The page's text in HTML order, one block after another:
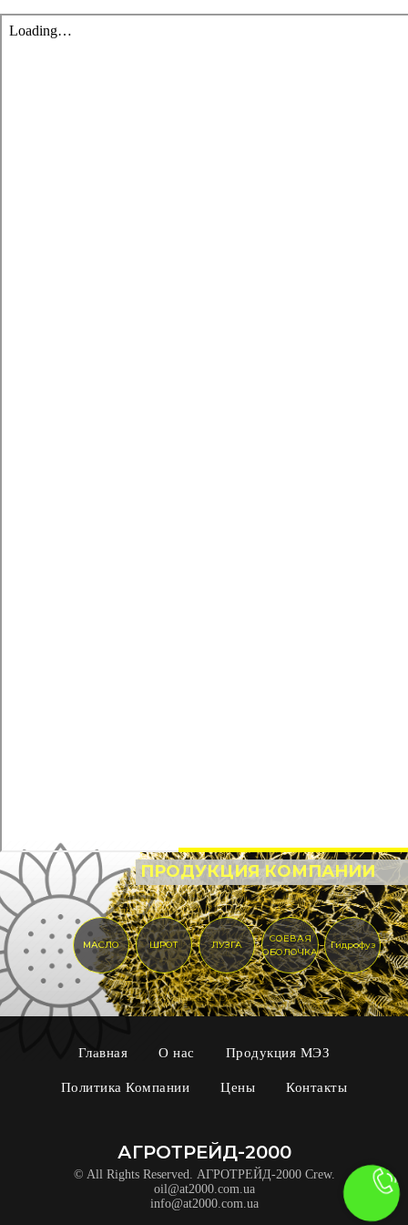
ПРОДУКЦИЯ КОМПАНИИ
МАСЛО ШРОТ ЛУЗГА
СОЕВАЯ
ОБОЛОЧКА
Гидрофуз
Главная О нас Продукция МЭЗ
Политика Компании Цены Контакты
АГРОТРЕЙД-2000
© All Rights Reserved. АГРОТРЕЙД-2000 Crew.
oil@at2000.com.ua
info@at2000.com.ua